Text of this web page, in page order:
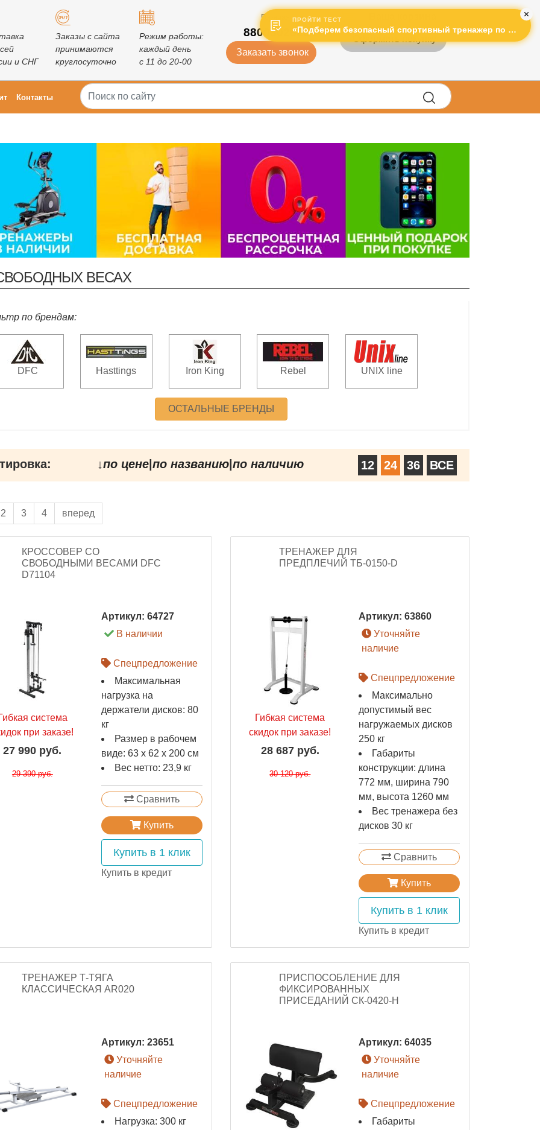
и СНГ
Заказы с сайта
принимаются
круглосуточно
Режим работы:
каждый день
с 11 до 20-00
Горячая линия:
88003026264
Заказать звонок
Контакты
ВЕСАХ
по брендам:
DFC Hasttings Iron King Rebel UNIX line
ОСТАЛЬНЫЕ БРЕНДЫ
↓по цене| по названию| по наличию 12 24 36 ВСЕ
2 3 4 вперед
КРОССОВЕР СО
СВОБОДНЫМИ ВЕСАМИ DFC
D71104
система
при заказе!
27 990 руб.
29 390 руб.
Артикул: 64727
В наличии
Спецпредложение
Максимальная
нагрузка на
держатели дисков: 80
кг
Размер в рабочем
виде: 63 х 62 х 200 см
Вес нетто: 23,9 кг
Сравнить
Купить
Купить в 1 клик
Купить в кредит
ТРЕНАЖЕР ДЛЯ
ПРЕДПЛЕЧИЙ ТБ-0150-D
Гибкая система
скидок при заказе!
28 687 руб.
30 120 руб.
Артикул: 63860
Уточняйте
наличие
Спецпредложение
Максимально
допустимый вес
нагружаемых дисков
250 кг
Габариты
конструкции: длина
772 мм, ширина 790
мм, высота 1260 мм
Вес тренажера без
дисков 30 кг
Сравнить
Купить
Купить в 1 клик
Купить в кредит
ТРЕНАЖЕР Т-ТЯГА
КЛАССИЧЕСКАЯ AR020
Артикул: 23651
Уточняйте
наличие
Спецпредложение
Нагрузка: 300 кг
ПРИСПОСОБЛЕНИЕ ДЛЯ
ФИКСИРОВАННЫХ
ПРИСЕДАНИЙ СК-0420-H
Артикул: 64035
Уточняйте
наличие
Спецпредложение
Габариты
ПРОЙТИ ТЕСТ
«Подберем безопасный спортивный тренажер по лучшей цене!»